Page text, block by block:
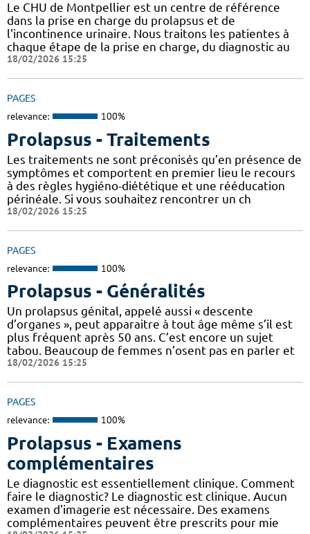
Le CHU de Montpellier est un centre de référence
dans la prise en charge du prolapsus et de
l'incontinence urinaire. Nous traitons les patientes à
chaque étape de la prise en charge, du diagnostic au
18/02/2026 15:25
PAGES
relevance: 100%
Prolapsus - Traitements
Les traitements ne sont préconisés qu’en présence de
symptômes et comportent en premier lieu le recours
à des règles hygiéno-diététique et une rééducation
périnéale. Si vous souhaitez rencontrer un ch
18/02/2026 15:25
PAGES
relevance: 100%
Prolapsus - Généralités
Un prolapsus génital, appelé aussi « descente
d’organes », peut apparaitre à tout âge même s’il est
plus fréquent après 50 ans. C’est encore un sujet
tabou. Beaucoup de femmes n’osent pas en parler et
18/02/2026 15:25
PAGES
relevance: 100%
Prolapsus - Examens
complémentaires
Le diagnostic est essentiellement clinique. Comment
faire le diagnostic? Le diagnostic est clinique. Aucun
examen d'imagerie est nécessaire. Des examens
complémentaires peuvent être prescrits pour mie